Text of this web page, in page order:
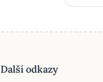
Další odkazy